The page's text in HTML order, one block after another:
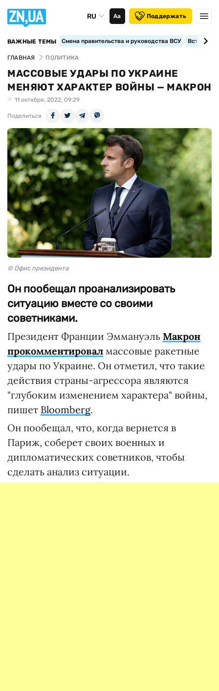
RU Аа Поддержать
ВАЖНЫЕ ТЕМЫ Смена правительства и руководства ВСУ
ГЛАВНАЯ ПОЛИТИКА
МАССОВЫЕ УДАРЫ ПО УКРАИНЕ
МЕНЯЮТ ХАРАКТЕР ВОЙНЫ — МАКРОН
11 октября, 2022, 09:29
Поделиться
© Офис президента
Он пообещал проанализировать
ситуацию вместе со своими
советниками.
Президент Франции Эммануэль Макрон
прокомментировал массовые ракетные
удары по Украине. Он отметил, что такие
действия страны-агрессора являются
"глубоким изменением характера" войны,
пишет Bloomberg.
Он пообещал, что, когда вернется в
Париж, соберет своих военных и
дипломатических советников, чтобы
сделать анализ ситуации.